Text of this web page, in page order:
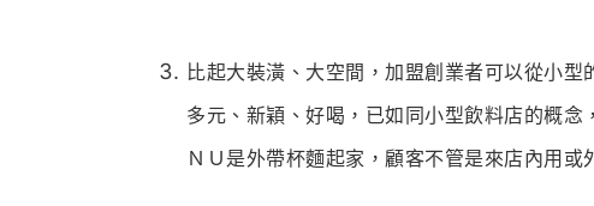
比起大裝潢、大空間，加盟創業者可以從小
多元、新穎、好喝，已如同小型飲料店的概
ＮＵ是外帶杯麵起家，顧客不管是來店內用